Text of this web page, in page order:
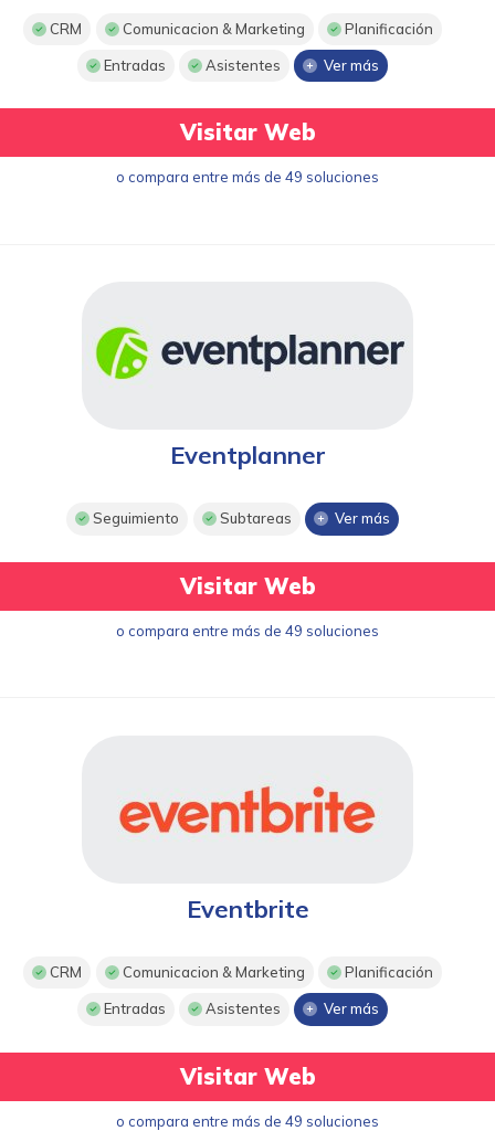
CRM Comunicacion & Marketing Planificación
Entradas Asistentes Ver más
Visitar Web
o compara entre más de 49 soluciones
Eventplanner
Seguimiento Subtareas Ver más
Visitar Web
o compara entre más de 49 soluciones
Eventbrite
CRM Comunicacion & Marketing Planificación
Entradas Asistentes Ver más
Visitar Web
o compara entre más de 49 soluciones